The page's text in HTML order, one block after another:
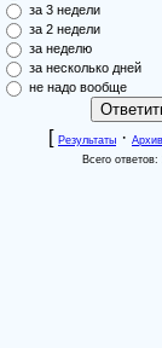
за 3 недели
за 2 недели
за неделю
за несколько дней
не надо вообще
[ Результаты ·
Всего ответов: